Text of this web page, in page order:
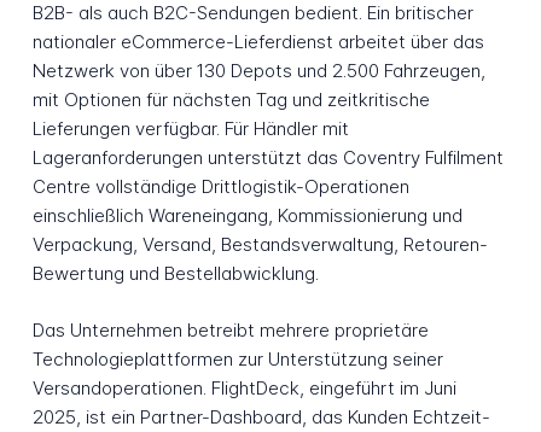
B2B- als auch B2C-Sendungen bedient. Ein britischer
nationaler eCommerce-Lieferdienst arbeitet über das
Netzwerk von über 130 Depots und 2.500 Fahrzeugen,
mit Optionen für nächsten Tag und zeitkritische
Lieferungen verfügbar. Für Händler mit
Lageranforderungen unterstützt das Coventry Fulfilment
Centre vollständige Drittlogistik-Operationen
einschließlich Wareneingang, Kommissionierung und
Verpackung, Versand, Bestandsverwaltung, Retouren-
Bewertung und Bestellabwicklung.
Das Unternehmen betreibt mehrere proprietäre
Technologieplattformen zur Unterstützung seiner
Versandoperationen. FlightDeck, eingeführt im Juni
2025, ist ein Partner-Dashboard, das Kunden Echtzeit-